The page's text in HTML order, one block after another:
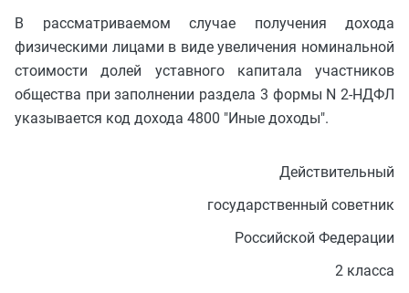
В рассматриваемом случае получения дохода
физическими лицами в виде увеличения номинальной
стоимости долей уставного капитала участников
общества при заполнении раздела 3 формы N 2-НДФЛ
указывается код дохода 4800 "Иные доходы".
Действительный
государственный советник
Российской Федерации
2 класса